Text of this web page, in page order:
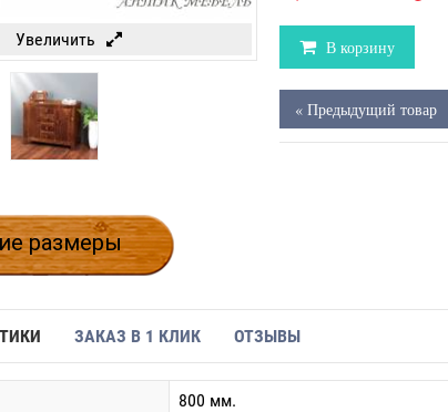
Увеличить
размеры
В корзину
« Предыдущий товар
ЗАКАЗ В 1 КЛИК ОТЗЫВЫ
800 мм.